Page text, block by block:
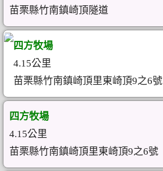
苗栗縣竹南鎮崎頂隧道
四方牧場
4.15公里
苗栗縣竹南鎮崎頂里東崎頂9之6號
四方牧場
4.15公里
苗栗縣竹南鎮崎頂里東崎頂9之6號